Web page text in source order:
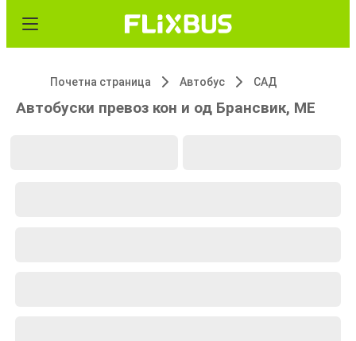
Почетна страница Автобус САД
Автобуски превоз кон и од Брансвик, ME